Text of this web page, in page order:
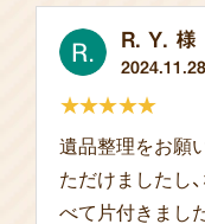
R. Y. 様
2024.11.28
遺品整理をお願
ただけましたし
べて片付きまし
★★★★★